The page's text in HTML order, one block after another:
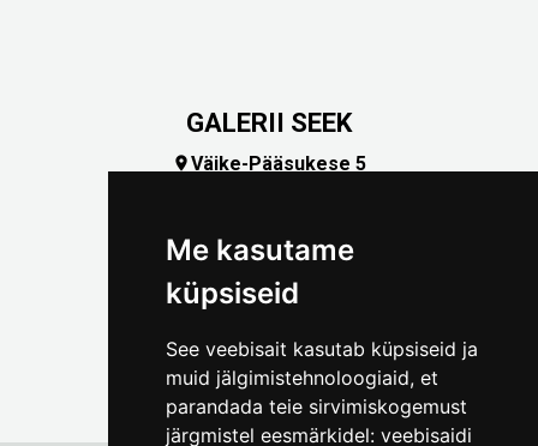
Me kasutame
küpsiseid
See veebisait kasutab küpsiseid ja
muid jälgimistehnoloogiaid, et
parandada teie sirvimiskogemust
järgmistel eesmärkidel: veebisaidi
GALERII SEEK
Väike-Pääsukese 5